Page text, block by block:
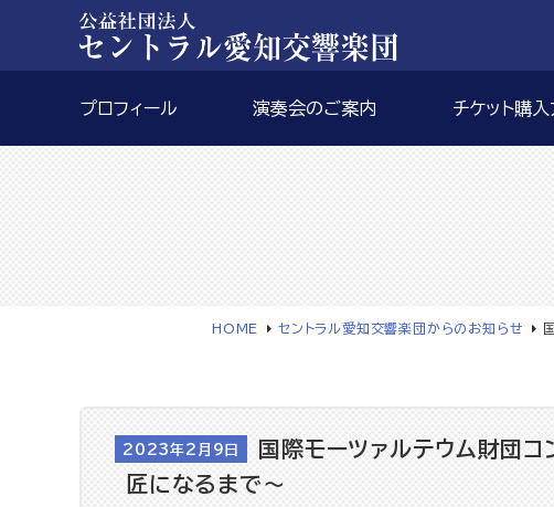
プロフィール 演奏会のご案内 チケット購
HOME セントラル愛知交響楽団からのお知らせ
2023年2月9日
国際モーツァルテウム財団コ
匠になるまで～